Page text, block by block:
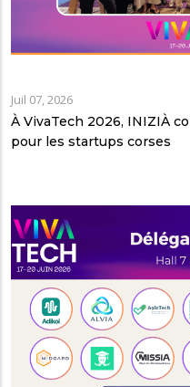
Juil 07, 2026
À VivaTech 2026, INIZIÀ
pour les startups corses